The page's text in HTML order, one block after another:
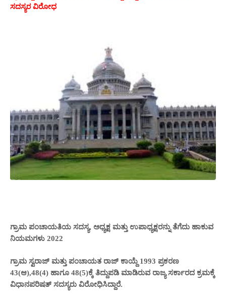
ಸದಸ್ಯರ ವಿರೋಧ
ಗ್ರಾಮ ಪಂಚಾಯತಿಯ ಸದಸ್ಯ, ಅಧ್ಯಕ್ಷ ಮತ್ತು ಉಪಾಧ್ಯಕ್ಷರನ್ನು ತೆಗೆದು ಹಾಕುವ
ನಿಯಮಗಳು 2022
ಗ್ರಾಮ ಸ್ವರಾಜ್ ಮತ್ತು ಪಂಚಾಯತ ರಾಜ್ ಕಾಯ್ದೆ 1993 ಪ್ರಕರಣ
43(ಆ),48(4) ಹಾಗೂ 48(5)ಕ್ಕೆ ತಿದ್ದುಪಡಿ ಮಾಡಿರುವ ರಾಜ್ಯ ಸರ್ಕಾರದ ಕ್ರಮಕ್ಕೆ
ವಿಧಾನಪರಿಷತ್ ಸದಸ್ಯರು ವಿರೋಧಿಸಿದ್ದಾರೆ.